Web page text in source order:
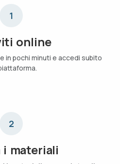
1
online
in pochi minuti e accedi subito
2
materiali